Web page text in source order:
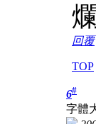
回覆
TOP
6#
字體